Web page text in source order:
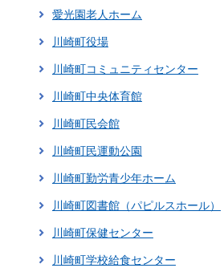
愛光園老人ホーム
川崎町役場
川崎町コミュニティセンター
川崎町中央体育館
川崎町民会館
川崎町民運動公園
川崎町勤労青少年ホーム
川崎町図書館（パピルスホール）
川崎町保健センター
川崎町学校給食センター